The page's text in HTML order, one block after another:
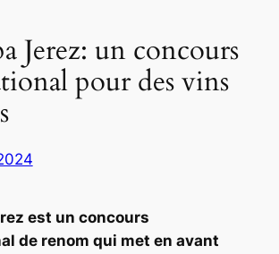
Jerez: un concours
pour des vins
est un concours
de renom qui met en avant